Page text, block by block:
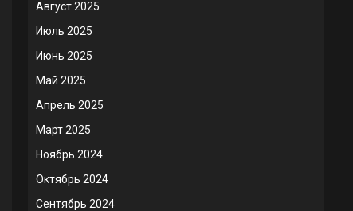
Август 2025
Июль 2025
Июнь 2025
Май 2025
Апрель 2025
Март 2025
Ноябрь 2024
Октябрь 2024
Сентябрь 2024